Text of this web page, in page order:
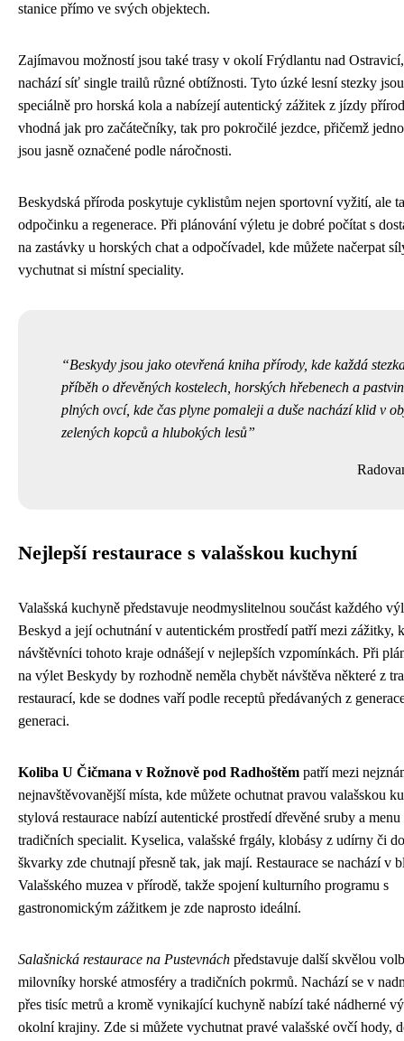
stanice přímo ve svých objektech.
Zajímavou možností jsou také trasy v okolí Frýdlantu nad
nachází síť single trailů různé obtížnosti. Tyto úzké lesní stezky
speciálně pro horská kola a nabízejí autentický zážitek z jízdy
vhodná jak pro začátečníky, tak pro pokročilé jezdce, přičemž
jsou jasně označené podle náročnosti.
Beskydská příroda poskytuje cyklistům nejen sportovní vyžití, ale
odpočinku a regenerace. Při plánování výletu je dobré počítat s
na zastávky u horských chat a odpočívadel, kde můžete načerpat
vychutnat si místní speciality.
Beskydy jsou jako otevřená kniha přírody, kde každá
příběh o dřevěných kostelech, horských hřebenech a
plných ovcí, kde čas plyne pomaleji a duše nachází klid v
zelených kopců a hlubokých lesů
Nejlepší restaurace s valašskou kuchyní
Valašská kuchyně představuje neodmyslitelnou součást každého
Beskyd a její ochutnání v autentickém prostředí patří mezi zážitky,
návštěvníci tohoto kraje odnášejí v nejlepších vzpomínkách. Při
na výlet Beskydy by rozhodně neměla chybět návštěva některé z
restaurací, kde se dodnes vaří podle receptů předávaných z
generaci.
Koliba U Čičmana v Rožnově pod Radhoštěm patří mezi
nejnavštěvovanější místa, kde můžete ochutnat pravou valašskou
stylová restaurace nabízí autentické prostředí dřevěné sruby a menu
tradičních specialit. Kyselica, valašské frgály, klobásy z udírny či
škvarky zde chutnají přesně tak, jak mají. Restaurace se nachází v
Valašského muzea v přírodě, takže spojení kulturního programu s
gastronomickým zážitkem je zde naprosto ideální.
Salašnická restaurace na Pustevnách představuje další skvělou
milovníky horské atmosféry a tradičních pokrmů. Nachází se v
přes tisíc metrů a kromě vynikající kuchyně nabízí také nádherné
okolní krajiny. Zde si můžete vychutnat pravé valašské ovčí hody,